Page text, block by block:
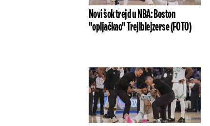
Novi šok trejd u NBA: Boston
"opljačkao" Trejlblejzerse (FOTO)